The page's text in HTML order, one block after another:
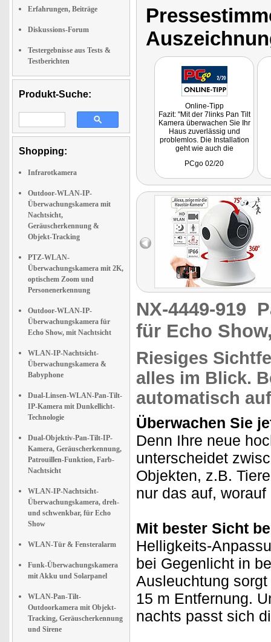
Erfahrungen, Beiträge
Diskussions-Forum
Testergebnisse aus Tests &
Testberichten
Produkt-Suche:
Shopping:
Infrarotkamera
Outdoor-WLAN-IP-
Überwachungskamera mit
Nachtsicht,
Geräuscherkennung &
Objekt-Tracking
PTZ-WLAN-
Überwachungskamera mit 2K,
optischem Zoom und
Personenerkennung
Outdoor-WLAN-IP-
Überwachungskamera für
Echo Show, mit Nachtsicht
WLAN-IP-Nachtsicht-
Überwachungskamera &
Babyphone
Dual-Linsen-WLAN-Pan-Tilt-
IP-Kamera mit Dunkellicht-
Technologie
Dual-Objektiv-Pan-Tilt-IP-
Kamera, Geräuscherkennung,
Patrouillen-Funktion, Farb-
Nachtsicht
WLAN-IP-Nachtsicht-
Überwachungskamera, dreh-
und schwenkbar, für Echo
Show
WLAN-Tür & Fensteralarm
Funk-Überwachungskamera
mit Akku und Solarpanel
WLAN-Pan-Tilt-
Outdoorkamera mit Objekt-
Tracking, Geräuscherkennung
und Sirene
Online-Tipp
Fazit: "Mit der 7links Pan Tilt
Kamera überwachen Sie Ihr
Haus zuverlässig und
problemlos. Die Installation
geht wie auch die
der Hand."
PCgo 02/20
NX-4449-919
für Echo
Riesiges
alles im Blick.
automatisch
Überwachen Sie
Denn Ihre neue
unterscheidet
Objekten, z.B.
nur das auf,
Mit bester Sicht
Helligkeits-
bei Gegenlicht in
Ausleuchtung
15 m Entfernung.
nachts passt sich